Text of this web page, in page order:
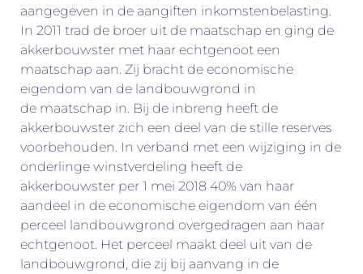
aangegeven in de aangiften inkomstenbelasting.
In 2011 trad de broer uit de maatschap en ging de
akkerbouwster met haar echtgenoot een
maatschap aan. Zij bracht de economische
eigendom van de landbouwgrond in
de maatschap in. Bij de inbreng heeft de
akkerbouwster zich een deel van de stille reserves
voorbehouden. In verband met een wijziging in de
onderlinge winstverdeling heeft de
akkerbouwster per 1 mei 2018 40% van haar
aandeel in de economische eigendom van één
perceel landbouwgrond overgedragen aan haar
echtgenoot. Het perceel maakt deel uit van de
landbouwgrond, die zij bij aanvang in de